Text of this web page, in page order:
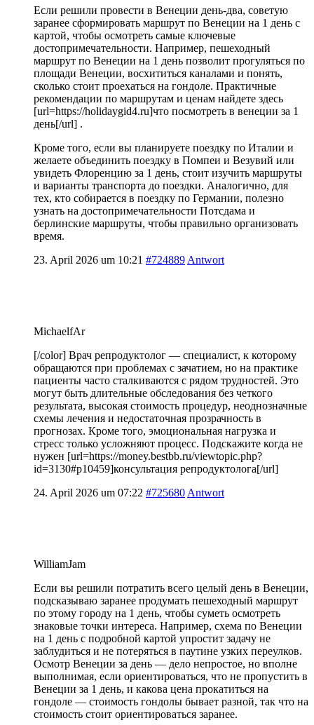
Если решили провести в Венеции день-два, советую
заранее сформировать маршрут по Венеции на 1 день с
картой, чтобы осмотреть самые ключевые
достопримечательности. Например, пешеходный
маршрут по Венеции на 1 день позволит прогуляться по
площади Венеции, восхититься каналами и понять,
сколько стоит проехаться на гондоле. Практичные
рекомендации по маршрутам и ценам найдете здесь
[url=https://holidaygid4.ru]что посмотреть в венеции за 1
день[/url] .
Кроме того, если вы планируете поездку по Италии и
желаете объединить поездку в Помпеи и Везувий или
увидеть Флоренцию за 1 день, стоит изучить маршруты
и варианты транспорта до поездки. Аналогично, для
тех, кто собирается в поездку по Германии, полезно
узнать на достопримечательности Потсдама и
берлинские маршруты, чтобы правильно организовать
время.
23. April 2026 um 10:21 #724889 Antwort
MichaelfAr
[/color] Врач репродуктолог — специалист, к которому
обращаются при проблемах с зачатием, но на практике
пациенты часто сталкиваются с рядом трудностей. Это
могут быть длительные обследования без четкого
результата, высокая стоимость процедур, неоднозначные
схемы лечения и недостаточная прозрачность в
прогнозах. Кроме того, эмоциональная нагрузка и
стресс только усложняют процесс. Подскажите когда не
нужен [url=https://money.bestbb.ru/viewtopic.php?
id=3130#p10459]консультация репродуктолога[/url]
24. April 2026 um 07:22 #725680 Antwort
WilliamJam
Если вы решили потратить всего целый день в Венеции,
подсказываю заранее продумать пешеходный маршрут
по этому городу на 1 день, чтобы суметь осмотреть
знаковые точки интереса. Например, схема по Венеции
на 1 день с подробной картой упростит задачу не
заблудиться и не потеряться в паутине узких переулков.
Осмотр Венеции за день — дело непростое, но вполне
выполнимая, если ориентироваться, что не пропустить в
Венеции за 1 день, и какова цена прокатиться на
гондоле — стоимость гондолы бывает разной, так что на
стоимость стоит ориентироваться заранее.